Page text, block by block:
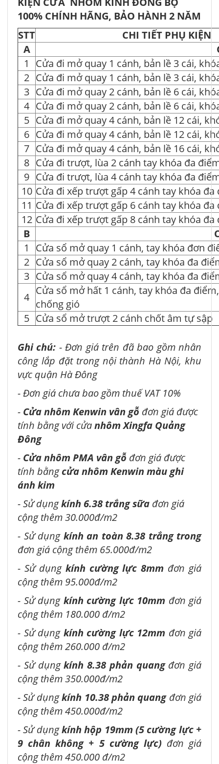
100% CHÍNH HÃNG, BẢO HÀNH 2 NĂM
STT
CHI TIẾT PHỤ KIỆN
A
1
Cửa đi mở quay 1 cánh, bản lề 3 cái,
2 Cửa đi mở quay 1 cánh, bản lề 3 cái,
3 Cửa đi mở quay 2 cánh, bản lề 6 cái,
4 Cửa đi mở quay 2 cánh, bản lề 6 cái,
5 Cửa đi mở quay 4 cánh, bản lề 12 cái,
6 Cửa đi mở quay 4 cánh, bản lề 12 cái,
7 Cửa đi mở quay 4 cánh, bản lề 16 cái,
8 Cửa đi trượt, lùa 2 cánh tay khóa đa
9 Cửa đi trượt, lùa 4 cánh tay khóa đa
10 Cửa đi xếp trượt gấp 4 cánh tay khóa đa
11 Cửa đi xếp trượt gấp 6 cánh tay khóa đa
12 Cửa đi xếp trượt gấp 8 cánh tay khóa đa
B
1
Cửa sổ mở quay 1 cánh, tay khóa đơn
2 Cửa sổ mở quay 2 cánh, tay khóa đa
3 Cửa sổ mở quay 4 cánh, tay khóa đa
4
Cửa sổ mở hất 1 cánh, tay khóa đa
chống gió
5 Cửa sổ mở trượt 2 cánh chốt âm tự sập
Ghi chú: - Đơn giá trên đã bao gồm nhân
công lắp đặt trong nội thành Hà Nội, khu
vực quận Hà Đông
- Đơn giá chưa bao gồm thuế VAT 10%
- Cửa nhôm Kenwin vân gỗ đơn giá được
tính bằng với cửanhôm Xingfa Quảng
Đông
- Cửa nhôm PMA vân gỗ đơn giá được
tính bằngcửa nhôm Kenwin màu ghi
ánh kim
- Sử dụngkính 6.38 trắng sữa đơn giá
cộng thêm 30.000đ/m2
- Sử dụng kính an toàn 8.38 trắng trong
đơn giá cộng thêm 65.000đ/m2
- Sử dụng kính cường lực 8mm đơn giá
cộng thêm 95.000đ/m2
- Sử dụng kính cường lực 10mm đơn giá
cộng thêm 180.000 đ/m2
- Sử dụng kính cường lực 12mm đơn giá
cộng thêm 260.000 đ/m2
- Sử dụngkính 8.38 phản quangđơn giá
cộng thêm 350.000đ/m2
- Sử dụngkính 10.38 phản quangđơn giá
cộng thêm 450.000đ/m2
- Sử dụngkính hộp 19mm (5 cường lực +
9 chân không + 5 cường lực) đơn giá
cộng thêm 450.000 đ/m2